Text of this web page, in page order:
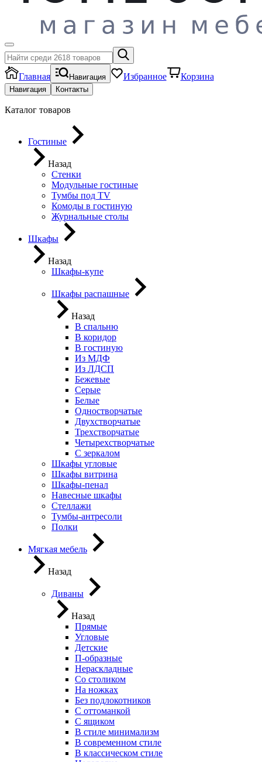
Главная Навигация Избранное Корзина
Навигация Контакты
Каталог товаров
Гостиные
Назад
Стенки
Модульные гостиные
Тумбы под ТV
Комоды в гостиную
Журнальные столы
Шкафы
Назад
Шкафы-купе
Шкафы распашные
Назад
В спальню
В коридор
В гостиную
Из МДФ
Из ЛДСП
Бежевые
Серые
Белые
Одностворчатые
Двухстворчатые
Трехстворчатые
Четырехстворчатые
С зеркалом
Шкафы угловые
Шкафы витрина
Шкафы-пенал
Навесные шкафы
Стеллажи
Тумбы-антресоли
Полки
Мягкая мебель
Назад
Диваны
Назад
Прямые
Угловые
Детские
П-образные
Нераскладные
Со столиком
На ножках
Без подлокотников
С оттоманкой
С ящиком
В стиле минимализм
В современном стиле
В классическом стиле